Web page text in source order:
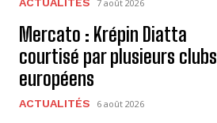
ACTUALITÉS 7 août 2026
Mercato : Krépin Diatta
courtisé par plusieurs clubs
européens
ACTUALITÉS 6 août 2026